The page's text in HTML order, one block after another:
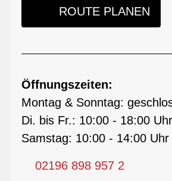
ROUTE PLANEN
Öffnungszeiten:
Montag & Sonntag:
Di. bis Fr.: 10:00 - 18:00 Uhr
Samstag: 10:00 - 14:00 Uhr
02196 898 957 2